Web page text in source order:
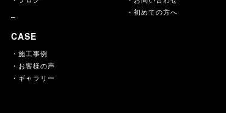
CASE
・施工事例
・お客様の声
・ギャラリー
・初めての方へ